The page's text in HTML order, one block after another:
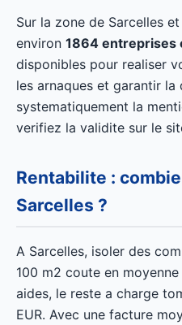
Sur la zone de Sarcelles
environ 1864 entreprises
disponibles pour realiser
les arnaques et garantir la
systematiquement la
verifiez la validite sur le
Rentabilite :
Sarcelles ?
A Sarcelles, isoler des
100 m2 coute en
aides, le reste a charge
EUR. Avec une facture